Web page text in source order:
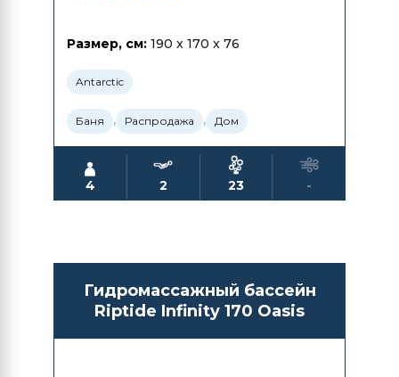
Размер, см: 190 x 170 x 76
Antarctic
Баня , Распродажа , Дом
4 2 23 -
Гидромассажный бассейн
Riptide Infinity 170 Oasis